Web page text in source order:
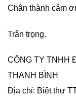
Chân thành cảm
Trân trọng.
CÔNG TY TNHH
THANH BÌNH
Địa chỉ: Biệt thự